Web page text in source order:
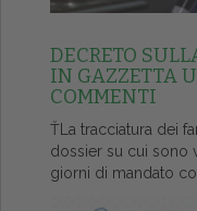
DECRETO
IN GAZZETTA
COMMENTI
ŤLa tracciatura dei
dossier su cui sono
giorni di mandato